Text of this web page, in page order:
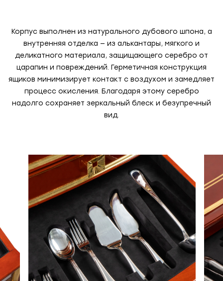
Корпус выполнен из натурального дубового шпона, а
внутренняя отделка — из алькантары, мягкого и
деликатного материала, защищающего серебро от
царапин и повреждений. Герметичная конструкция
ящиков минимизирует контакт с воздухом и замедляет
процесс окисления. Благодаря этому серебро
надолго сохраняет зеркальный блеск и безупречный
вид.